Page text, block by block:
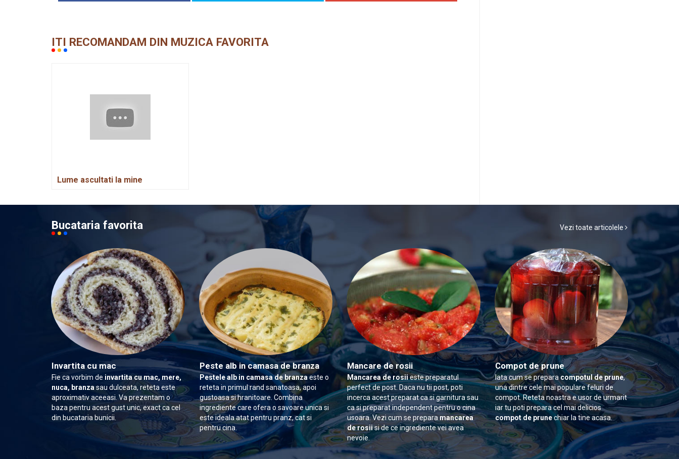
ITI RECOMANDAM DIN MUZICA FAVORITA
Lume ascultati la mine
Bucataria favorita Vezi toate articolele
Invartita cu mac
Fie ca vorbim de invartita cu mac, mere,
nuca, branzasau dulceata, reteta este
aproximativ aceeasi. Va prezentam o
baza pentru acest gust unic, exact ca cel
din bucataria bunicii.
Peste alb in camasa de branza
Pestele alb in camasa de branzaeste o
reteta in primul rand sanatoasa, apoi
gustoasa si hranitoare. Combina
ingrediente care ofera o savoare unica si
este ideala atat pentru pranz, cat si
pentru cina.
Mancare de rosii
Mancarea de rosiieste preparatul
perfect de post. Daca nu tii post, poti
incerca acest preparat ca si garnitura sau
ca si preparat independent pentru o cina
usoara. Vezi cum se prepara mancarea
de rosiisi de ce ingrediente vei avea
nevoie.
Compot de prune
Iata cum se preparacompotul de prune,
una dintre cele mai populare feluri de
compot. Reteta noastra e usor de urmarit
iar tu poti prepara cel mai delicios
compot de prunechiar la tine acasa.